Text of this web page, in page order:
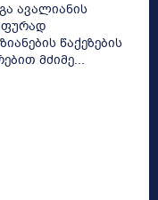
ავალიანის
წაქეზების
მძიმე...